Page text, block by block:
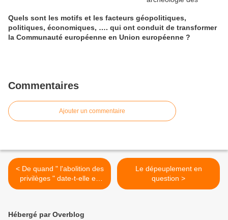
Quels sont les motifs et les facteurs géopolitiques,
politiques, économiques, …. qui ont conduit de transformer
la Communauté européenne en Union européenne ?
Commentaires
Ajouter un commentaire
< De quand " l'abolition des
privilèges " date-t-elle en
France ?
Le dépeuplement en
question >
Hébergé par Overblog